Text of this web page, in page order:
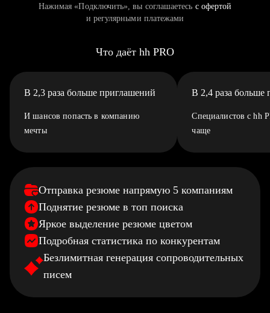
Нажимая «Подключить», вы соглашаетесь с офертой
и регулярными платежами
Что даёт hh PRO
В 2,3 раза больше приглашений
И шансов попасть в компанию
мечты
В 2,4 раза больше
Специалистов с hh
чаще
Отправка резюме напрямую 5 компаниям
Поднятие резюме в топ поиска
Яркое выделение резюме цветом
Подробная статистика по конкурентам
Безлимитная генерация сопроводительных
писем